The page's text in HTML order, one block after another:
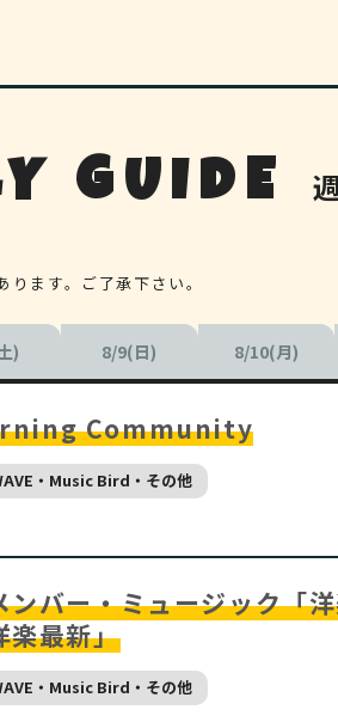
GUIDE
ます。ご了承下さい。
) 8/9(日) 8/10(月)
Community
・Music Bird・その他
ンバー・ミュージック「
楽最新」
・Music Bird・その他